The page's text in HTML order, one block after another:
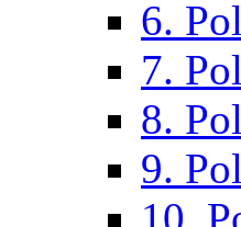
6.
7.
8.
9.
10.